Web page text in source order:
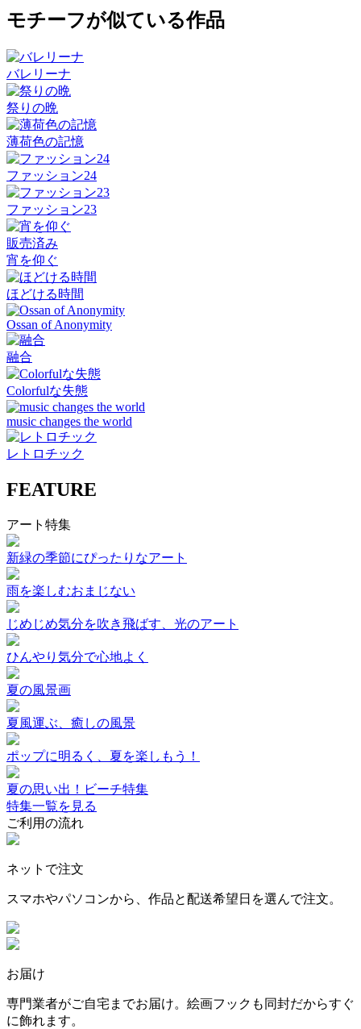
モチーフが似ている作品
バレリーナ
祭りの晩
薄荷色の記憶
ファッション24
ファッション23
販売済み
宵を仰ぐ
ほどける時間
Ossan of Anonymity
融合
Colorfulな失態
music changes the world
レトロチック
FEATURE
アート特集
新緑の季節にぴったりなアート
雨を楽しむおまじない
じめじめ気分を吹き飛ばす、光のアート
ひんやり気分で心地よく
夏の風景画
夏風運ぶ、癒しの風景
ポップに明るく、夏を楽しもう！
夏の思い出！ビーチ特集
特集一覧を見る
ご利用の流れ
ネットで注文
スマホやパソコンから、作品と配送希望日を選んで注文。
お届け
専門業者がご自宅までお届け。絵画フックも同封だからすぐ
に飾れます。